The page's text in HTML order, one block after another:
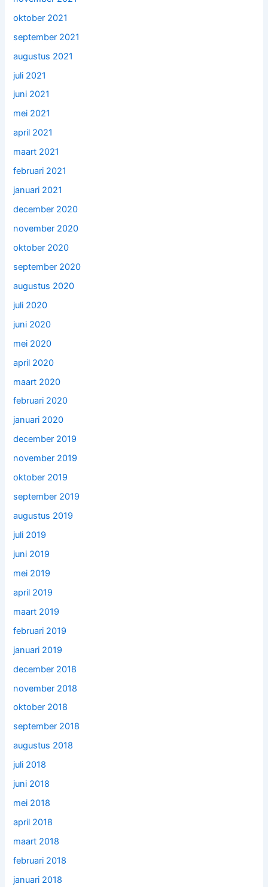
oktober 2021
september 2021
augustus 2021
juli 2021
juni 2021
mei 2021
april 2021
maart 2021
februari 2021
januari 2021
december 2020
november 2020
oktober 2020
september 2020
augustus 2020
juli 2020
juni 2020
mei 2020
april 2020
maart 2020
februari 2020
januari 2020
december 2019
november 2019
oktober 2019
september 2019
augustus 2019
juli 2019
juni 2019
mei 2019
april 2019
maart 2019
februari 2019
januari 2019
december 2018
november 2018
oktober 2018
september 2018
augustus 2018
juli 2018
juni 2018
mei 2018
april 2018
maart 2018
februari 2018
januari 2018